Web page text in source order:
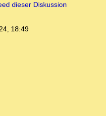
dieser Diskussion
18:49